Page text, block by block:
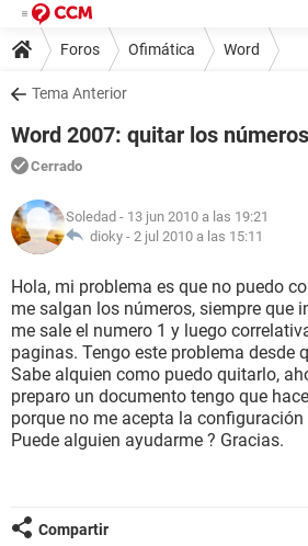
Foros Ofimática Word
Tema Anterior
Word 2007: quitar los
Cerrado
Soledad - 13 jun 2010 a las 19:21
dioky - 2 jul 2010 a las 15:11
Hola, mi problema es que no puedo
me salgan los números, siempre que
me sale el numero 1 y luego
paginas. Tengo este problema desde
Sabe alquien como puedo quitarlo,
preparo un documento tengo que
porque no me acepta la
Puede alguien ayudarme ? Gracias.
Compartir